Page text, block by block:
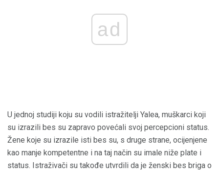
ad
U jednoj studiji koju su vodili istražitelji Yalea, muškarci koji
su izrazili bes su zapravo povećali svoj percepcioni status.
Žene koje su izrazile isti bes su, s druge strane, ocijenjene
kao manje kompetentne i na taj način su imale niže plate i
status. Istraživači su takođe utvrdili da je ženski bes briga o